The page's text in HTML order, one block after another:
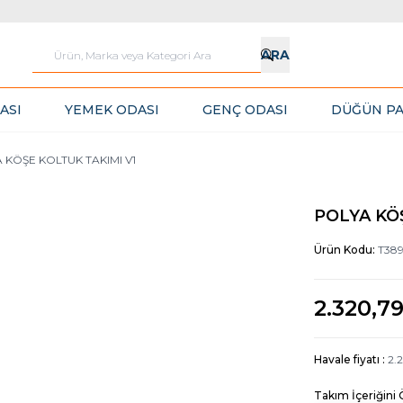
ARA
YEMEK ODASI GENÇ ODASI DÜĞÜN
KÖŞE KOLTUK TAKIMI V1
POLYA
Ürün Kodu:
2.320,79
Havale fiyatı :
Takım İçeriğini